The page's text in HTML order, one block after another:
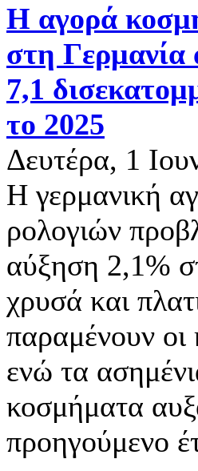
Η αγορά
στη Γερμανία
7,1
το 2025
Δευτέρα, 1
Η γερμανική
ρολογιών
αύξηση 2,1%
χρυσά και
παραμένουν οι
ενώ τα
κοσμήματα
προηγούμενο